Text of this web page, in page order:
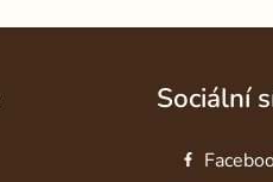
Sociální